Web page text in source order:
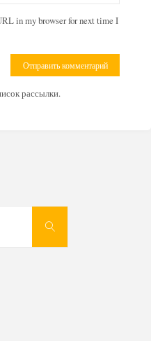
in my browser for next time I
рассылки.
Search